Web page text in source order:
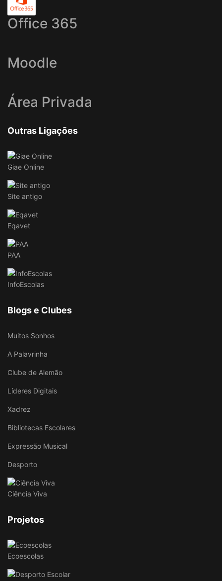
Office 365
Moodle
Área Privada
Outras Ligações
Giae Online
Site antigo
Eqavet
PAA
InfoEscolas
Blogs e Clubes
Muitos Sonhos
A Palavrinha
Clube de Alemão
Líderes Digitais
Xadrez
Bibliotecas Escolares
Expressão Musical
Desporto
Ciência Viva
Projetos
Ecoescolas